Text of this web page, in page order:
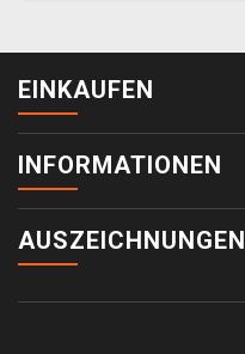
EINKAUFEN
INFORMATIONEN
AUSZEICHNUNGEN